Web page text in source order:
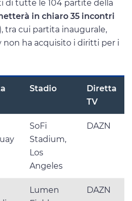
di tutte le 104 partite della
in chiaro 35 incontri
tra cui partita inaugurale,
non ha acquisito i diritti per i
Stadio
Diretta
TV
SoFi
Stadium,
Los
Angeles
DAZN
Lumen
DAZN